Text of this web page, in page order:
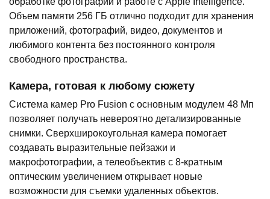
Объем памяти 256 ГБ отлично подходит для хранения
приложений, фотографий, видео, документов и
любимого контента без постоянного контроля
свободного пространства.
Камера, готовая к любому сюжету
Система камер Pro Fusion с основным модулем 48 Мп
позволяет получать невероятно детализированные
снимки. Сверхширокоугольная камера помогает
создавать выразительные пейзажи и
макрофотографии, а телеобъектив с 8-кратным
оптическим увеличением открывает новые
возможности для съемки удаленных объектов.